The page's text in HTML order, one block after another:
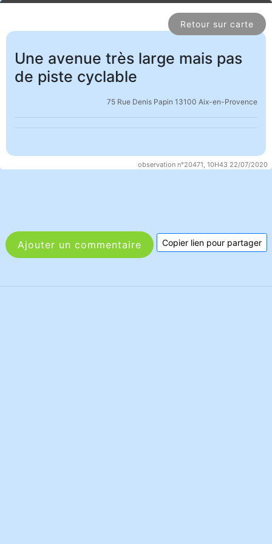
Retour sur carte
observation n°20471, 10H43 22/07/2020
Une avenue très large mais pas
de piste cyclable
75 Rue Denis Papin 13100 Aix-en-Provence
Ajouter un commentaire Copier lien pour partager